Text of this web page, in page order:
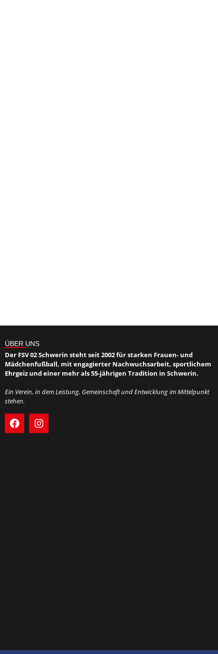
ÜBER UNS
Der FSV 02 Schwerin steht seit 2002 für starken Frauen- und
Mädchenfußball, mit engagierter Nachwuchsarbeit, sportlichem
Ehrgeiz und einer mehr als 55-jährigen Tradition in Schwerin.
Ein Verein, in dem Leistung, Gemeinschaft und Entwicklung im Mittelpunkt
stehen.